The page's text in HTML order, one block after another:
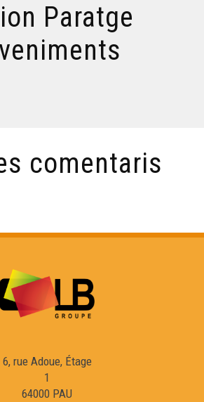
- Eveniments
Occitan Pàmias - Eveniments
a Anglet - Eveniments
Biarnés - Eveniments
Paratge
comentaris
6, rue Adoue, Étage
1
64000 PAU